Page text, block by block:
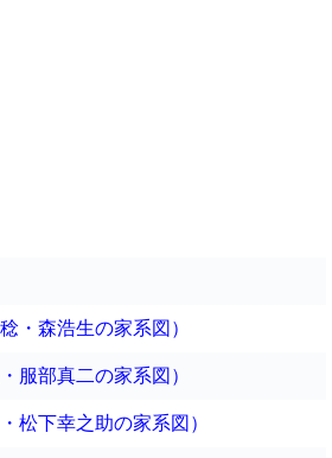
・森浩生の家系図）
服部真二の家系図）
松下幸之助の家系図）